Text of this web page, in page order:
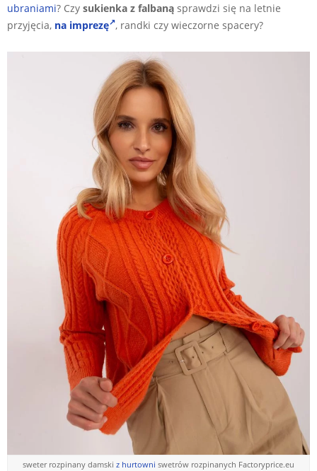
ubraniami? Czy sukienka z falbaną sprawdzi się na letnie
przyjęcia, na imprezę , randki czy wieczorne spacery?
sweter rozpinany damski z hurtowni swetrów rozpinanych Factoryprice.eu